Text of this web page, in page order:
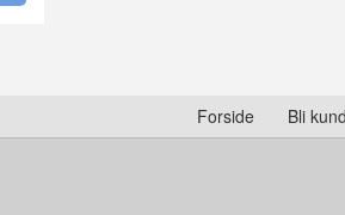
Forside Bli